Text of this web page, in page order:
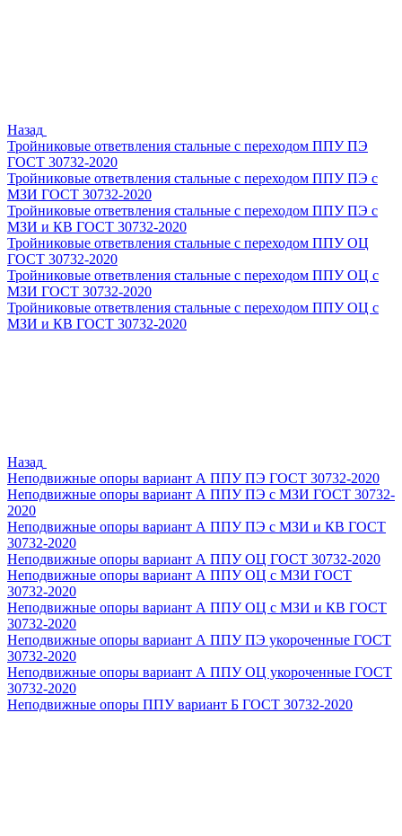
Назад
Тройниковые ответвления стальные с переходом ППУ ПЭ
ГОСТ 30732-2020
Тройниковые ответвления стальные с переходом ППУ ПЭ с
МЗИ ГОСТ 30732-2020
Тройниковые ответвления стальные с переходом ППУ ПЭ с
МЗИ и КВ ГОСТ 30732-2020
Тройниковые ответвления стальные с переходом ППУ ОЦ
ГОСТ 30732-2020
Тройниковые ответвления стальные с переходом ППУ ОЦ с
МЗИ ГОСТ 30732-2020
Тройниковые ответвления стальные с переходом ППУ ОЦ с
МЗИ и КВ ГОСТ 30732-2020
Назад
Неподвижные опоры вариант А ППУ ПЭ ГОСТ 30732-2020
Неподвижные опоры вариант А ППУ ПЭ с МЗИ ГОСТ 30732-
2020
Неподвижные опоры вариант А ППУ ПЭ с МЗИ и КВ ГОСТ
30732-2020
Неподвижные опоры вариант А ППУ ОЦ ГОСТ 30732-2020
Неподвижные опоры вариант А ППУ ОЦ с МЗИ ГОСТ
30732-2020
Неподвижные опоры вариант А ППУ ОЦ с МЗИ и КВ ГОСТ
30732-2020
Неподвижные опоры вариант А ППУ ПЭ укороченные ГОСТ
30732-2020
Неподвижные опоры вариант А ППУ ОЦ укороченные ГОСТ
30732-2020
Неподвижные опоры ППУ вариант Б ГОСТ 30732-2020